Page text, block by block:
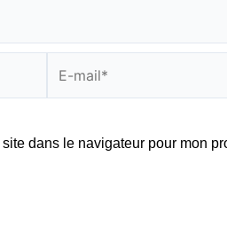
mail*
dans le navigateur pour mon